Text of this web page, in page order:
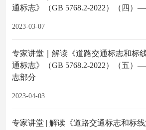
通标志》（GB 5768.2-2022）（四
2023-03-07
专家讲堂｜解读《道路交通标志和标
通标志》（GB 5768.2-2022）（五
志部分
2023-04-03
专家讲堂 | 解读《道路交通标志和标